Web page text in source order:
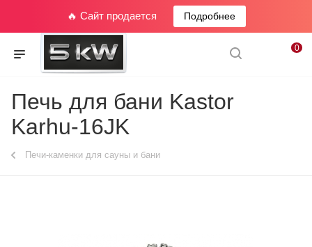
🔥 Сайт продается Подробнее
0
Печь для бани Kastor
Karhu-16JK
Печи-каменки для сауны и бани